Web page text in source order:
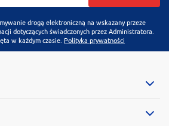
drogą elektroniczną na wskazany przeze
dotyczących świadczonych przez Administratora.
w każdym czasie. Polityka prywatności